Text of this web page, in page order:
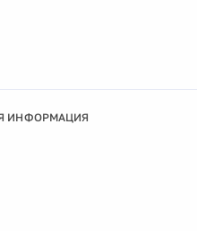
ИНФОРМАЦИЯ